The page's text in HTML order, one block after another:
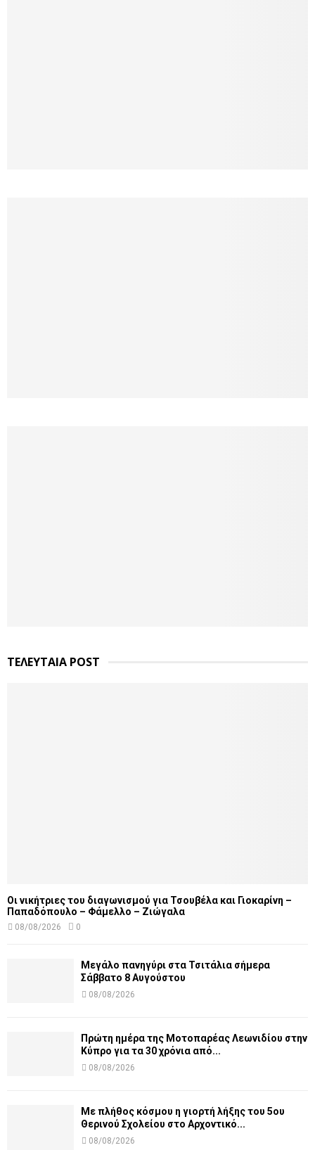
ΤΕΛΕΥΤΑΙΑ POST
Οι νικήτριες του διαγωνισμού για Τσουβέλα και Γιοκαρίνη –
Παπαδόπουλο – Φάμελλο – Ζιώγαλα
08/08/2026 0
Μεγάλο πανηγύρι στα Τσιτάλια σήμερα
Σάββατο 8 Αυγούστου
08/08/2026
Πρώτη ημέρα της Μοτοπαρέας Λεωνιδίου στην
Κύπρο για τα 30 χρόνια από...
08/08/2026
Με πλήθος κόσμου η γιορτή λήξης του 5ου
Θερινού Σχολείου στο Αρχοντικό...
08/08/2026